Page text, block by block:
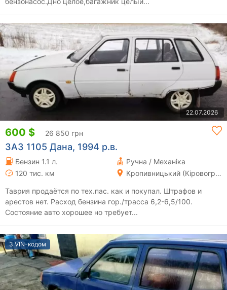
22.07.2026
600 $ 26 850 грн
ЗАЗ 1105 Дана, 1994 р.в.
Бензин 1.1 л.
Ручна / Механіка
120 тис. км
Кропивницький (Кіровоград)
Таврия продаётся по тех.пас. как и покупал. Штрафов и
арестов нет. Расход бензина гор./трасса 6,2-6,5/100.
Состояние авто хорошее но требует...
З VIN-кодом